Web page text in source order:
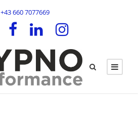
+43 660 7077669